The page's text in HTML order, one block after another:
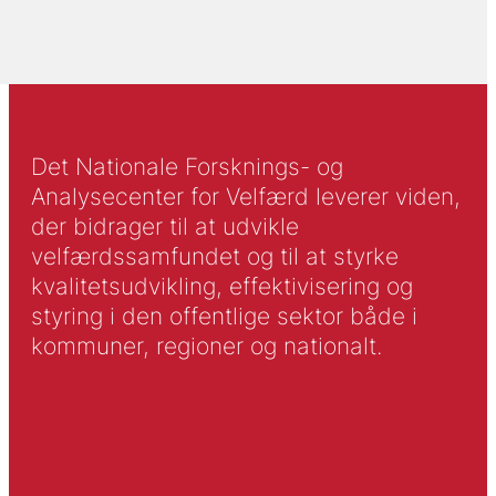
Det Nationale Forsknings- og
Analysecenter for Velfærd leverer viden,
der bidrager til at udvikle
velfærdssamfundet og til at styrke
kvalitetsudvikling, effektivisering og
styring i den offentlige sektor både i
kommuner, regioner og nationalt.